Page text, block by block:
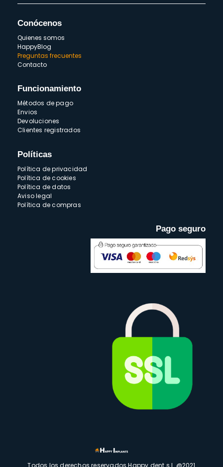
Conócenos
Quienes somos
HappyBlog
Preguntas frecuentes
Contacto
Funcionamiento
Métodos de pago
Envios
Devoluciones
Clientes registrados
Políticas
Política de privacidad
Política de cookies
Política de datos
Aviso legal
Política de compras
Pago seguro